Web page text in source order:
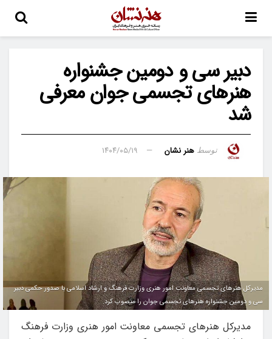
دبیر سی و دومین جشنواره
هنرهای تجسمی جوان معرفی
شد
توسط هنر نشان ۱۴۰۴/۰۵/۱۹
مدیرکل هنرهای تجسمی معاونت امور هنری وزارت فرهنگ و ارشاد اسلامی با صدور حکمی دبیر
سی و دومین جشنواره هنرهای تجسمی جوان را منصوب کرد.
مدیرکل هنرهای تجسمی معاونت امور هنری وزارت فرهنگ